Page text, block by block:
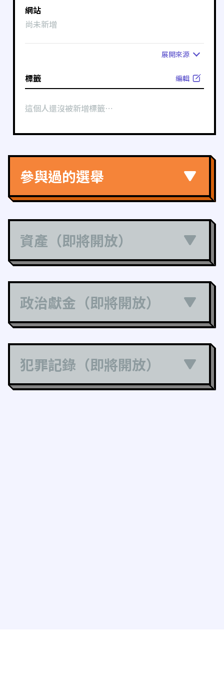
網站
尚未新增
展開來源
標籤 編輯
這個人還沒被新增標籤⋯
參與過的選舉
資產（即將開放）
政治獻金（即將開放）
犯罪記錄（即將開放）